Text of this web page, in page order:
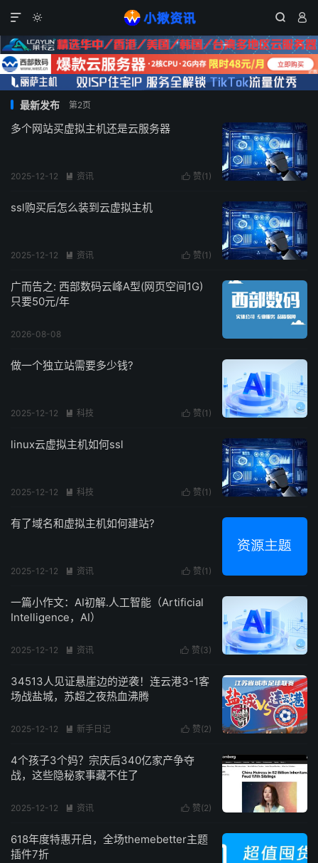
  

最新发布 第2页
多个网站买虚拟主机还是云服务器
 赞(1 )
2025-12-12  资讯
ssl购买后怎么装到云虚拟主机
 赞(1 )
2025-12-12  资讯
广而告之: 西部数码云峰A型(网页空间1G)
只要50元/年
2026-08-08
做一个独立站需要多少钱?
 赞(1 )
2025-12-12  科技
linux云虚拟主机如何ssl
 赞(1 )
2025-12-12  科技
有了域名和虚拟主机如何建站?
 赞(1 )
2025-12-12  资讯
一篇小作文：AI初解.人工智能（Artificial
Intelligence，AI）
 赞(3)
2025-12-12  资讯
34513人见证悬崖边的逆袭！连云港3-1客
场战盐城，苏超之夜热血沸腾
 赞(2)
2025-12-12  新手日记
4个孩子3个妈？宗庆后340亿家产争夺
战，这些隐秘家事藏不住了
 赞(2)
2025-12-12  资讯
618年度特惠开启，全场themebetter主题
插件7折